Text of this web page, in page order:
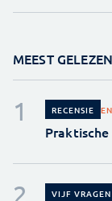
MEEST GELEZEN
RECENSIE
VIJF